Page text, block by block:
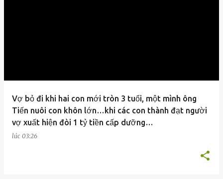
Vợ bỏ đi khi hai con mới tròn 3 tuổi, một mình ông
Tiến nuôi con khôn lớn…khi các con thành đạt người
vợ xuất hiện đòi 1 tỷ tiền cấp dưỡng…
lúc 03:26